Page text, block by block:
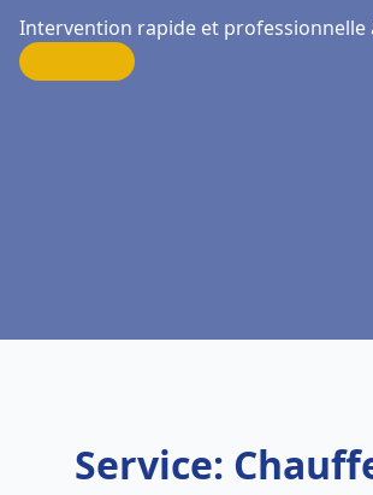
Intervention rapide et professionnelle
Service: